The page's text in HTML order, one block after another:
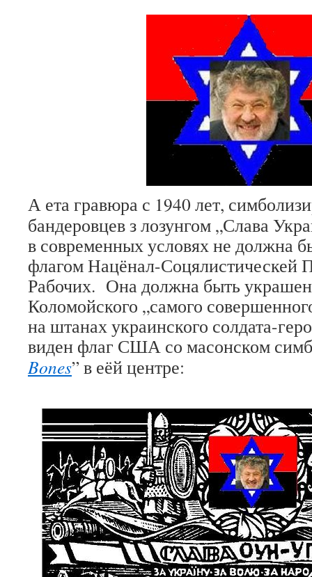
А ета гравюра с 1940 лет,
бандеровцев з лозунгом „Слава
в современных условях не должна
флагом Нацёнал-Соцялистическей
Рабочих. Она должна быть
Коломойского „самого
на штанах украинского солдата-
виден флаг США со масонском
Bones” в еёй центре: